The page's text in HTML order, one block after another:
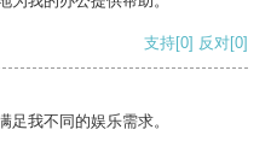
支持[0] 反对[0]
足我不同的娱乐需求。